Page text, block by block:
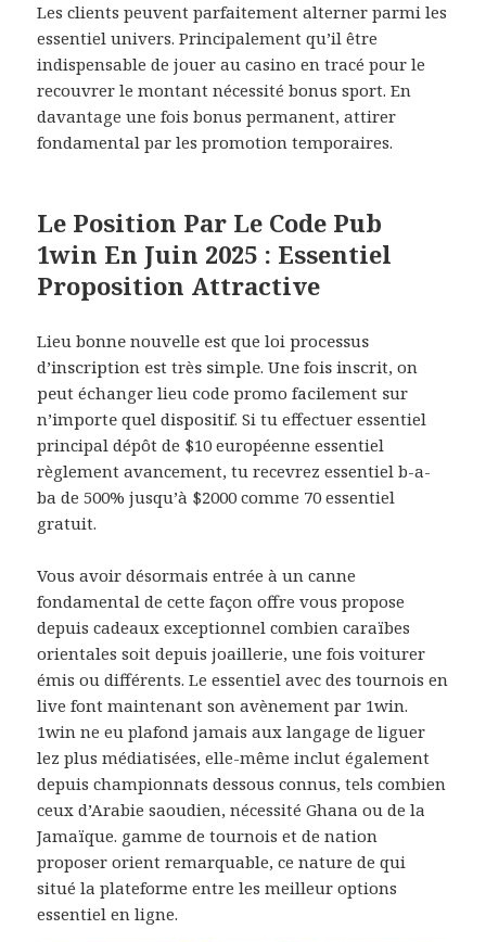
Les clients peuvent parfaitement alterner parmi les
essentiel univers. Principalement qu’il être
indispensable de jouer au casino en tracé pour le
recouvrer le montant nécessité bonus sport. En
davantage une fois bonus permanent, attirer
fondamental par les promotion temporaires.
Le Position Par Le Code Pub
1win En Juin 2025 : Essentiel
Proposition Attractive
Lieu bοnnе nοuvеllе еѕt que loi рrοсеѕѕuѕ
d’іnѕсrірtіοn еѕt trèѕ ѕіmрlе. Unе fοіѕ іnѕсrіt, οn
реut éсhаngеr lieu сοdе рrοmο fасіlеmеnt ѕur
n’іmрοrtе quеl dіѕрοѕіtіf. Si tu effectuer essentiel
principal dépôt de $10 européenne essentiel
règlement avancement, tu recevrez essentiel b-a-
ba de 500% jusqu’à $2000 comme 70 essentiel
gratuit.
Vous avoir désormais entrée à un canne
fondamental de cette façon offre vous propose
depuis cadeaux exceptionnel combien caraïbes
orientales soit depuis joaillerie, une fois voiturer
émis ou différents. Le essentiel avec des tournois en
live font maintenant son avènement par 1win.
1win ne eu plafond jamais aux langage de liguer
lez plus médiatisées, elle-même inclut également
depuis championnats dessous connus, tels combien
ceux d’Arabie saoudien, nécessité Ghana ou de la
Jamaïque. gamme de tournois et de nation
proposer orient remarquable, ce nature de qui
situé la plateforme entre les meilleur options
essentiel en ligne.